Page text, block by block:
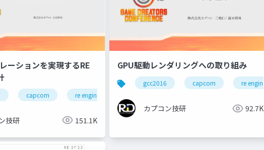
コン技研
ーションを実現するRE
capcom re engine
技研 151.1K
GPU駆動レンダリングへの取り組み
gcc2016 capcom re engine
カプコン技研 92.7K